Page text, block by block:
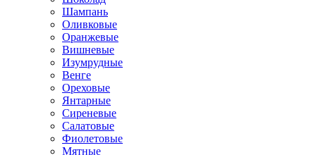
Шампань
Оливковые
Оранжевые
Вишневые
Изумрудные
Венге
Ореховые
Янтарные
Сиреневые
Салатовые
Фиолетовые
Мятные